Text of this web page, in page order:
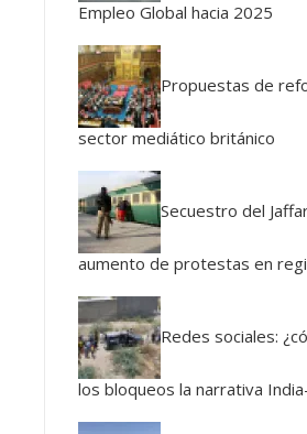
Empleo Global hacia 2025
Propuestas de
sector mediático británico
Secuestro del
aumento de protestas en
Redes sociales:
los bloqueos la narrativa